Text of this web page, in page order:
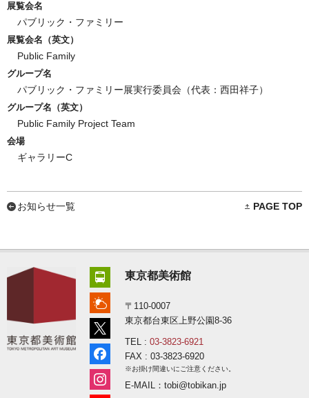
展覧会名
パブリック・ファミリー
展覧会名（英文）
Public Family
グループ名
パブリック・ファミリー展実行委員会（代表：西田祥子）
グループ名（英文）
Public Family Project Team
会場
ギャラリーC
お知らせ一覧 PAGE TOP
東京都美術館
〒110-0007
東京都台東区上野公園8-36
TEL : 03-3823-6921
FAX : 03-3823-6920
※お掛け間違いにご注意ください。
E-MAIL：tobi@tobikan.jp